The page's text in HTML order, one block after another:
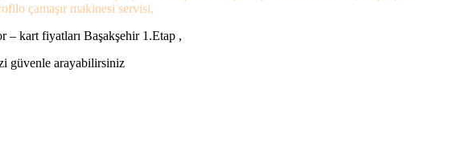
çamaşır makinesi servisi,
– kart fiyatları Başakşehir 1.Etap ,
güvenle arayabilirsiniz